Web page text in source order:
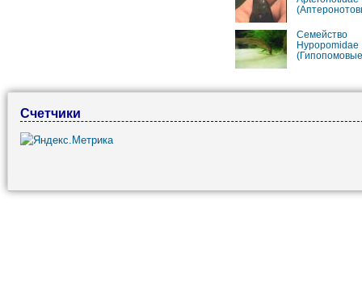
Семейство
Hypopomidae
Счетчики